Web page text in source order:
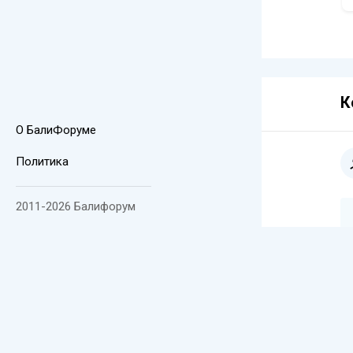
О БалиФоруме
Политика
2011-2026 Балифорум